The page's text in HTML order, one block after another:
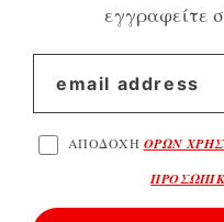
εγγραφείτε
ΑΠΟΔΟΧΗ ΟΡΩΝ